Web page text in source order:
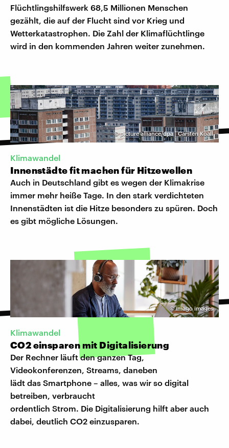
Flüchtlingshilfswerk 68,5 Millionen Menschen
gezählt, die auf der Flucht sind vor Krieg und
Wetterkatastrophen. Die Zahl der Klimaflüchtlinge
wird in den kommenden Jahren weiter zunehmen.
©picture alliance/dpa | Carsten Koall
Klimawandel
Innenstädte fit machen für Hitzewellen
Auch in Deutschland gibt es wegen der Klimakrise
immer mehr heiße Tage. In den stark verdichteten
Innenstädten ist die Hitze besonders zu spüren. Doch
es gibt mögliche Lösungen.
©imago images
Klimawandel
CO2 einsparen mit Digitalisierung
Der Rechner läuft den ganzen Tag,
Videokonferenzen, Streams, daneben
lädt das Smartphone – alles, was wir so digital
betreiben, verbraucht
ordentlich Strom. Die Digitalisierung hilft aber auch
dabei, deutlich CO2 einzusparen.